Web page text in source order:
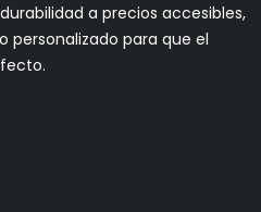
a precios accesibles,
personalizado para que el